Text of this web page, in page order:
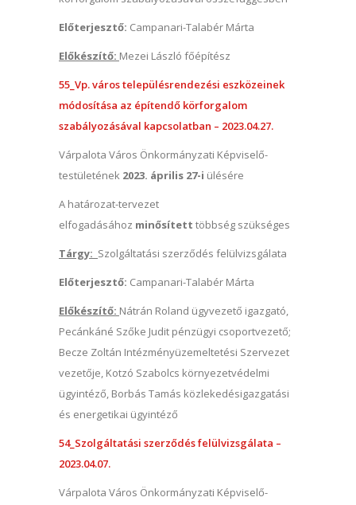
Előterjesztő: Campanari-Talabér Márta
Előkészítő: Mezei László főépítész
55_Vp. város településrendezési eszközeinek
módosítása az építendő körforgalom
szabályozásával kapcsolatban – 2023.04.27.
Várpalota Város Önkormányzati Képviselő-
testületének 2023. április 27-i ülésére
A határozat-tervezet
elfogadásához minősített többség szükséges
Tárgy: Szolgáltatási szerződés felülvizsgálata
Előterjesztő: Campanari-Talabér Márta
Előkészítő: Nátrán Roland ügyvezető igazgató,
Pecánkáné Szőke Judit pénzügyi csoportvezető;
Becze Zoltán Intézményüzemeltetési Szervezet
vezetője, Kotzó Szabolcs környezetvédelmi
ügyintéző, Borbás Tamás közlekedésigazgatási
és energetikai ügyintéző
54_Szolgáltatási szerződés felülvizsgálata –
2023.04.07.
Várpalota Város Önkormányzati Képviselő-